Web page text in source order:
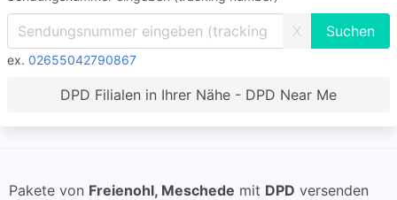
X
ex. 02655042790867
DPD Filialen in Ihrer Nähe - DPD Near Me
Pakete von Freienohl, Meschede mit DPD versenden